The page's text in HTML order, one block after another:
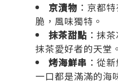
京漬物 ：京都
脆，風味獨特。
抹茶甜點 ：抹
抹茶愛好者的天堂。
烤海鮮串 ：從
一口都是滿滿的海